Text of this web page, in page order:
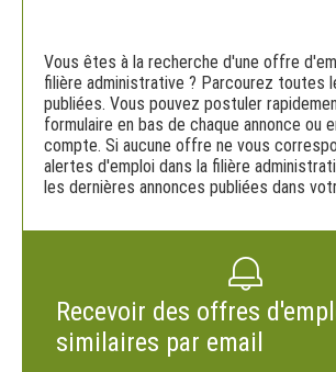
Vous êtes à la recherche d'une offre
filière administrative ? Parcourez toutes
publiées. Vous pouvez postuler
formulaire en bas de chaque annonce ou
compte. Si aucune offre ne vous
alertes d'emploi dans la filière
les dernières annonces publiées dans
Recevoir des offres
similaires par email